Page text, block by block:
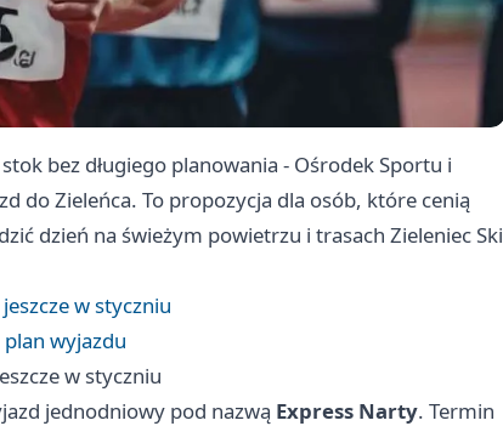
bez długiego planowania - Ośrodek Sportu i
do Zieleńca. To propozycja dla osób, które cenią
dzień na świeżym powietrzu i trasach Zieleniec Ski
w styczniu
wyjazdu
w styczniu
jednodniowy pod nazwą Express Narty. Termin